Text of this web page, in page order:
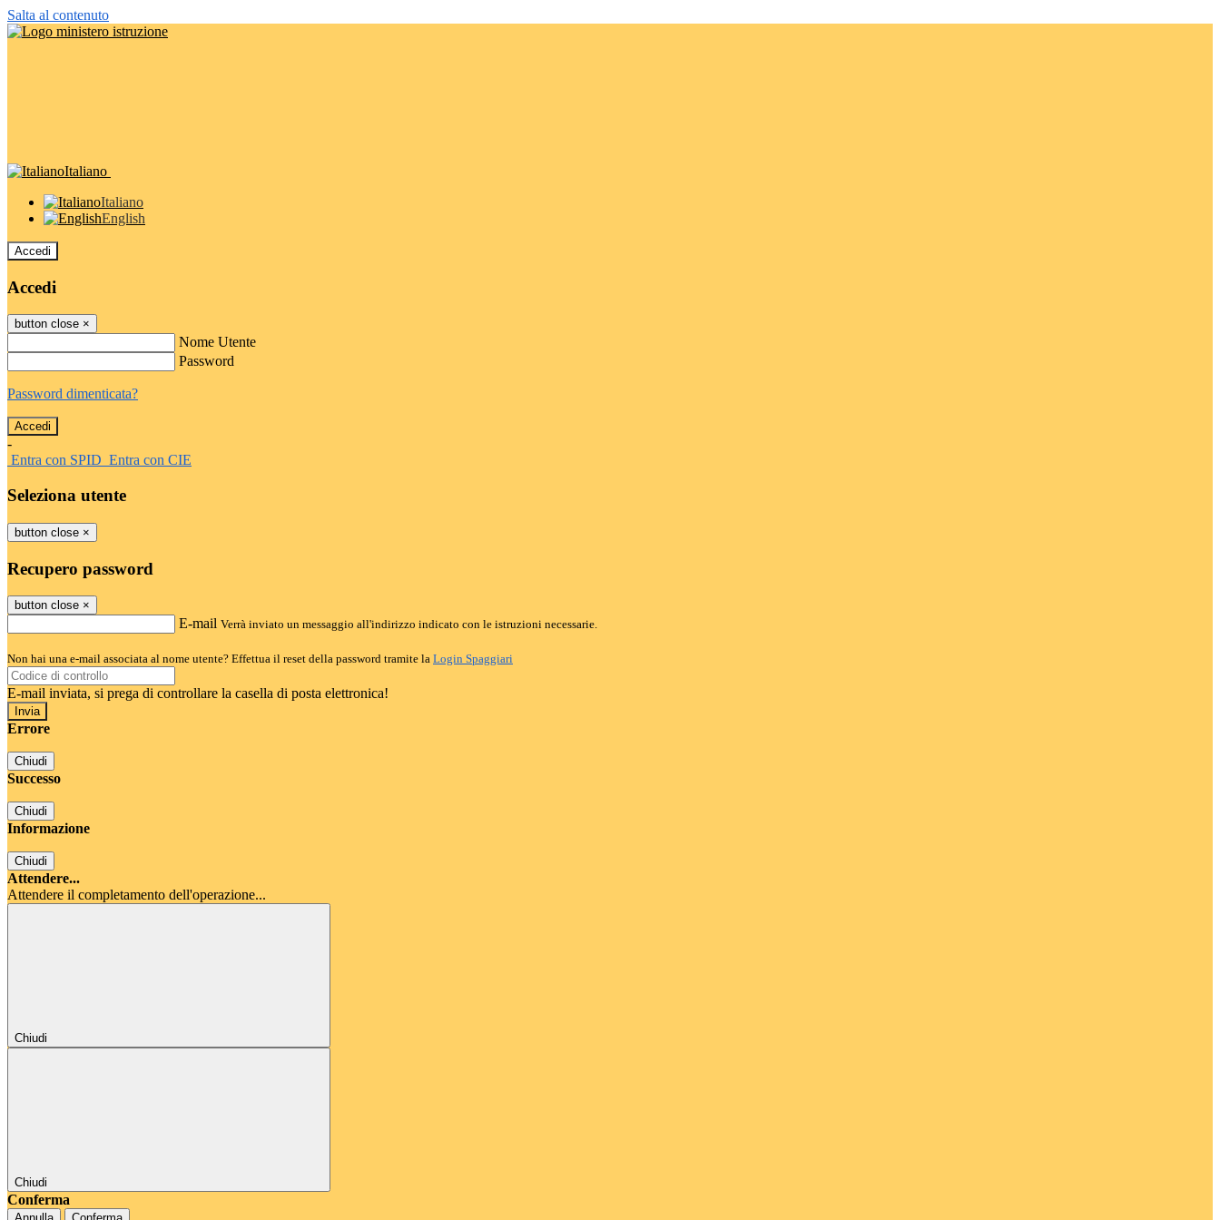
Salta al contenuto
Italiano
Italiano
English
Accedi
Accedi
button close ×
Nome Utente
Password
Password dimenticata?
-
Entra con SPID Entra con CIE
Seleziona utente
button close ×
Recupero password
button close ×
E-mail Verrà inviato un messaggio all'indirizzo indicato con le istruzioni necessarie.
Non hai una e-mail associata al nome utente? Effettua il reset della password tramite la Login Spaggiari
E-mail inviata, si prega di controllare la casella di posta elettronica!
Errore
Chiudi
Successo
Chiudi
Informazione
Chiudi
Attendere...
Attendere il completamento dell'operazione...
Chiudi
Chiudi
Conferma